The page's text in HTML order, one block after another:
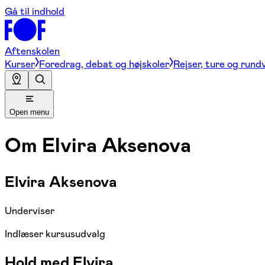
Gå til indhold
Aftenskolen
Kurser Foredrag, debat og højskoler Rejser, ture og
Open menu
Om Elvira Aksenova
Elvira Aksenova
Underviser
Indlæser kursusudvalg